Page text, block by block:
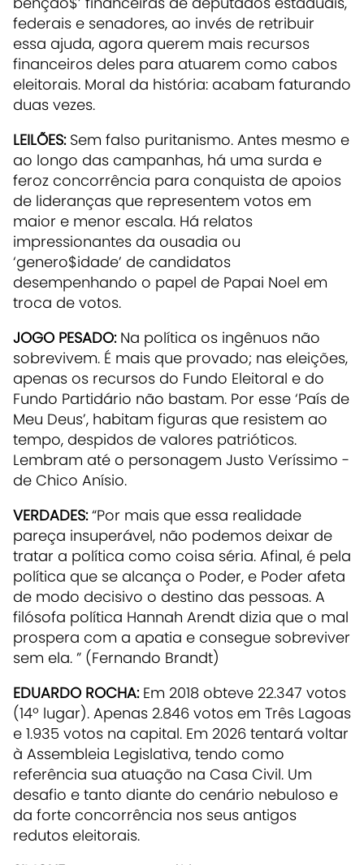
federais e senadores, ao invés de retribuir
essa ajuda, agora querem mais recursos
financeiros deles para atuarem como cabos
eleitorais. Moral da história: acabam faturando
duas vezes.
LEILÕES:Sem falso puritanismo. Antes mesmo e
ao longo das campanhas, há uma surda e
feroz concorrência para conquista de apoios
de lideranças que representem votos em
maior e menor escala. Há relatos
impressionantes da ousadia ou
‘genero$idade’ de candidatos
desempenhando o papel de Papai Noel em
troca de votos.
JOGO PESADO:Na política os ingênuos não
sobrevivem. É mais que provado; nas eleições,
apenas os recursos do Fundo Eleitoral e do
Fundo Partidário não bastam. Por esse ‘País de
Meu Deus’, habitam figuras que resistem ao
tempo, despidos de valores patrióticos.
Lembram até o personagem Justo Veríssimo -
de Chico Anísio.
VERDADES:“Por mais que essa realidade
pareça insuperável, não podemos deixar de
tratar a política como coisa séria. Afinal, é pela
política que se alcança o Poder, e Poder afeta
de modo decisivo o destino das pessoas. A
filósofa política Hannah Arendt dizia que o mal
prospera com a apatia e consegue sobreviver
sem ela. ” (Fernando Brandt)
EDUARDO ROCHA:Em 2018 obteve 22.347 votos
(14º lugar). Apenas 2.846 votos em Três Lagoas
e 1.935 votos na capital. Em 2026 tentará voltar
à Assembleia Legislativa, tendo como
referência sua atuação na Casa Civil. Um
desafio e tanto diante do cenário nebuloso e
da forte concorrência nos seus antigos
redutos eleitorais.